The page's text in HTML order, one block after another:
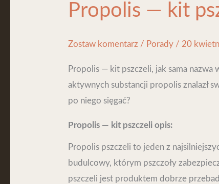
Propolis — kit
Zostaw komentarz / Porady / 20
Propolis — kit pszczeli, jak sama
aktywnych substancji propolis znalazł
po niego sięgać?
Propolis — kit pszczeli opis:
Propolis pszczeli to jeden z
budulcowy, którym pszczoły
pszczeli jest produktem dobrze
Propolis